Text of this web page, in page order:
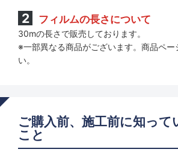
フィルムの長さについて
30mの長さで販売しております。
※一部異なる商品がございます。商品ペー
い。
ご購入前、施工前に知って
こと